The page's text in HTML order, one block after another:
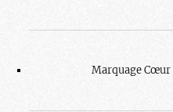
Marquage Cœur